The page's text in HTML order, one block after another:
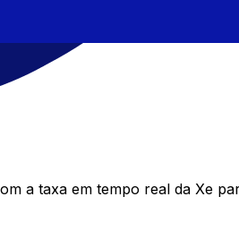
a taxa em tempo real da Xe